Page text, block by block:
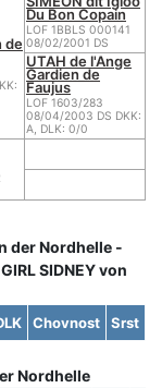
de
Du Bon Copain
LOF 1BBLS 000141
08/02/2001 DS
UTAH de l'Ange
Gardien de
Faujus
LOF 1603/283
08/04/2003 DS DKK:
A, DLK: 0/0
der Nordhelle -
SIDNEY von
Chovnost Srst
Nordhelle